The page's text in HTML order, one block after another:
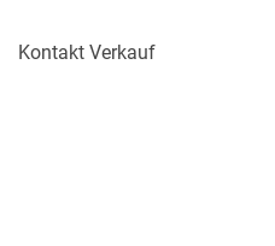
Kontakt Verkauf